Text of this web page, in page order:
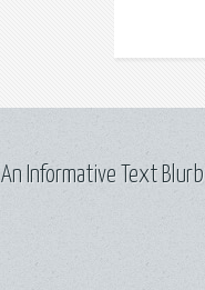
An Informative Text Blurb